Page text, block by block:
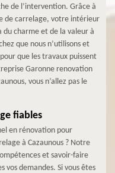
de l’intervention. Grâce à
de carrelage, votre intérieur
du charme et de la valeur à
que nous n’utilisons et
que les travaux puissent
Garonne renovation
vous n’allez pas le
fiables
en rénovation pour
à Cazaunous ? Notre
et savoir-faire
vos demandes. Si vous êtes